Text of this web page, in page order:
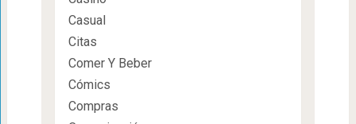
Casual
Citas
Comer Y Beber
Cómics
Compras